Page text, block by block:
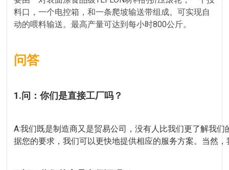
料口，一个电控箱，和一条爬坡输送带组成。可实现自
动的喂料输送。最高产量可达到每小时800公斤。
问答
1.问：你们是直接工厂吗？
A:我们既是制造商又是贸易公司，没有人比我们更了解我
据您的要求，我们可以更快地提供相应的服务方案。当然